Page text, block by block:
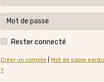
Rester connecté
Créer un compte |Mot de passe perdu
?